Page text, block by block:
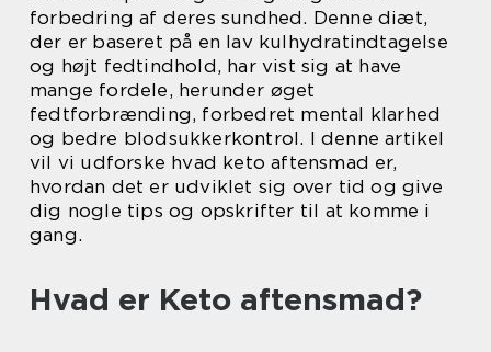
forbedring af deres sundhed. Denne diæt,
der er baseret på en lav kulhydratindtagelse
og højt fedtindhold, har vist sig at have
mange fordele, herunder øget
fedtforbrænding, forbedret mental klarhed
og bedre blodsukkerkontrol. I denne artikel
vil vi udforske hvad keto aftensmad er,
hvordan det er udviklet sig over tid og give
dig nogle tips og opskrifter til at komme i
gang.
Hvad er Keto aftensmad?